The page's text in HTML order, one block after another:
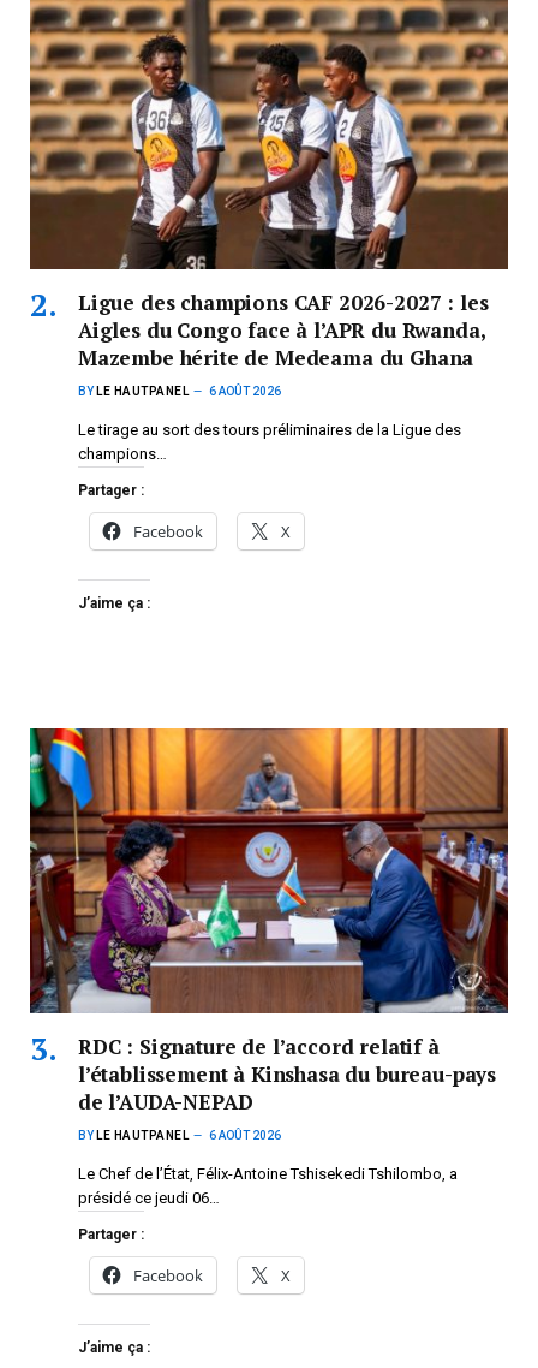
Ligue des champions CAF 2026-2027 : les
Aigles du Congo face à l’APR du Rwanda,
Mazembe hérite de Medeama du Ghana
BY LE HAUTPANEL 6 AOÛT 2026
Le tirage au sort des tours préliminaires de la Ligue des
champions…
Partager :
Facebook X
J’aime ça :
RDC : Signature de l’accord relatif à
l’établissement à Kinshasa du bureau-pays
de l’AUDA-NEPAD
BY LE HAUTPANEL 6 AOÛT 2026
Le Chef de l’État, Félix-Antoine Tshisekedi Tshilombo, a
présidé ce jeudi 06…
Partager :
Facebook X
J’aime ça :